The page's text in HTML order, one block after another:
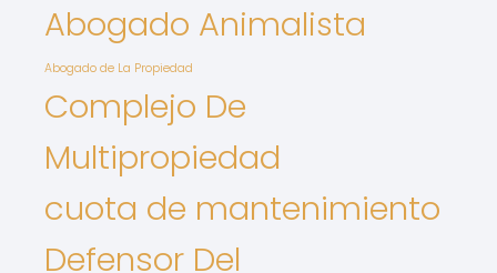
Abogado Animalista
Abogado de La Propiedad
Complejo De
Multipropiedad
cuota de mantenimiento
Defensor Del